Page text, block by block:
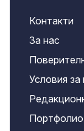
Контакти
За нас
Условия за
Портфолио